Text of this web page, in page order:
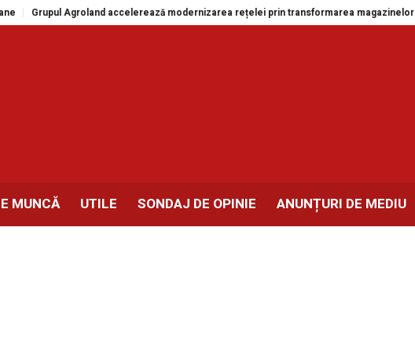
Agroland accelerează modernizarea rețelei prin transformarea magazinelor din
MUNCĂ UTILE SONDAJ DE OPINIE ANUNȚURI DE MEDIU